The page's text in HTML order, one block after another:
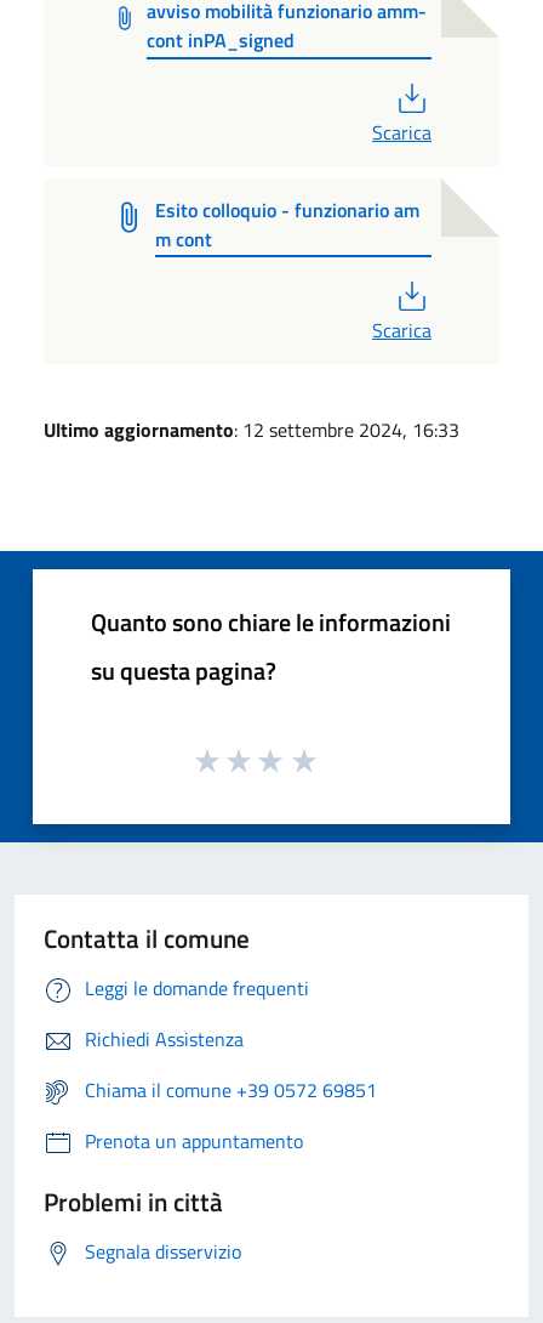
avviso mobilità funzionario amm-
cont inPA_signed
Scarica
Esito colloquio - funzionario am
m cont
Scarica
Ultimo aggiornamento: 12 settembre 2024, 16:33
Quanto sono chiare le informazioni
su questa pagina?
Contatta il comune
Leggi le domande frequenti
Richiedi Assistenza
Chiama il comune +39 0572 69851
Prenota un appuntamento
Problemi in città
Segnala disservizio